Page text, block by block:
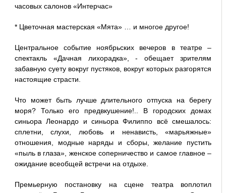
часовых салонов «Интерчас»
* Цветочная мастерская «Мята» … и многое другое!
Центральное событие ноябрьских вечеров в театре –
спектакль «Дачная лихорадка», - обещает зрителям
забавную суету вокруг пустяков, вокруг которых разгорятся
настоящие страсти.
Что может быть лучше длительного отпуска на берегу
моря? Только его предвкушение!.. В городских домах
синьора Леонардо и синьора Филиппо всё смешалось:
сплетни, слухи, любовь и ненависть, «марьяжные»
отношения, модные наряды и сборы, желание пустить
«пыль в глаза», женское соперничество и самое главное –
ожидание всеобщей встречи на отдыхе.
Премьерную постановку на сцене театра воплотил